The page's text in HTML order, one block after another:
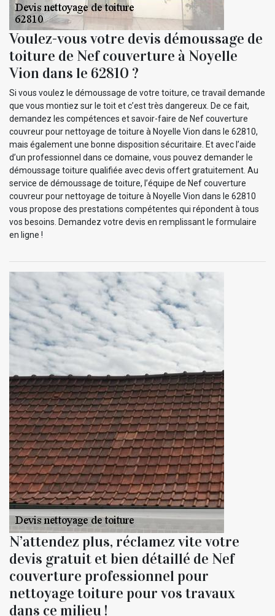
Voulez-vous votre devis démoussage de
toiture de Nef couverture à Noyelle
Vion dans le 62810 ?
Si vous voulez le démoussage de votre toiture, ce travail demande
que vous montiez sur le toit et c’est très dangereux. De ce fait,
demandez les compétences et savoir-faire de Nef couverture
couvreur pour nettoyage de toiture à Noyelle Vion dans le 62810,
mais également une bonne disposition sécuritaire. Et avec l’aide
d’un professionnel dans ce domaine, vous pouvez demander le
démoussage toiture qualifiée avec devis offert gratuitement. Au
service de démoussage de toiture, l’équipe de Nef couverture
couvreur pour nettoyage de toiture à Noyelle Vion dans le 62810
vous propose des prestations compétentes qui répondent à tous
vos besoins. Demandez votre devis en remplissant le formulaire
en ligne !
N’attendez plus, réclamez vite votre
devis gratuit et bien détaillé de Nef
couverture professionnel pour
nettoyage toiture pour vos travaux
dans ce milieu !